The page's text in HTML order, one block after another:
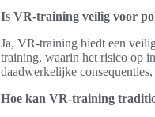
Is VR-training veilig voor
Ja, VR-training biedt een
training, waarin het risico op
daadwerkelijke
Hoe kan VR-training